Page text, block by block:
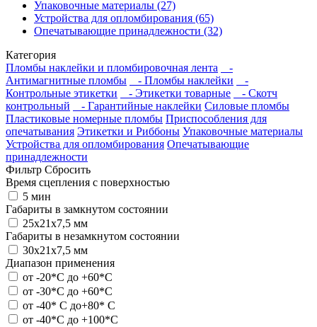
Упаковочные материалы (27)
Устройства для опломбирования (65)
Опечатывающие принадлежности (32)
Категория
Пломбы наклейки и пломбировочная лента
-
Антимагнитные пломбы
- Пломбы наклейки
-
Контрольные этикетки
- Этикетки товарные
- Скотч
контрольный
- Гарантийные наклейки Силовые пломбы
Пластиковые номерные пломбы Приспособления для
опечатывания Этикетки и Риббоны Упаковочные материалы
Устройства для опломбирования Опечатывающие
принадлежности
Фильтр Сбросить
Время сцепления с поверхностью
5 мин
Габариты в замкнутом состоянии
25х21х7,5 мм
Габариты в незамкнутом состоянии
30х21х7,5 мм
Диапазон применения
от -20*C до +60*C
от -30*C до +60*C
от -40* C до+80* С
от -40*C до +100*С